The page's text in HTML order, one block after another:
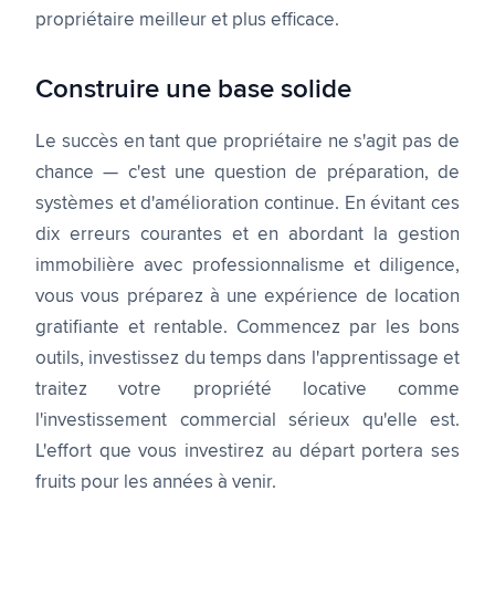
propriétaire meilleur et plus efficace.
Construire une base solide
Le succès en tant que propriétaire ne s'agit pas de
chance — c'est une question de préparation, de
systèmes et d'amélioration continue. En évitant ces
dix erreurs courantes et en abordant la gestion
immobilière avec professionnalisme et diligence,
vous vous préparez à une expérience de location
gratifiante et rentable. Commencez par les bons
outils, investissez du temps dans l'apprentissage et
traitez votre propriété locative comme
l'investissement commercial sérieux qu'elle est.
L'effort que vous investirez au départ portera ses
fruits pour les années à venir.